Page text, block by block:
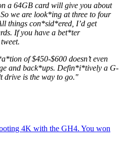
a 64GB card will give you about
we are look*ing at three to four
things con*sid*ered, I’d get
If you have a bet*ter
of $450-$600 doesn’t even
and back*ups. Defin*i*tively a G-
is the way to go."
4K with the GH4. You won